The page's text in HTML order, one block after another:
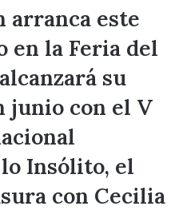
arranca este
en la Feria del
su
junio con el V
Insólito, el
con Cecilia